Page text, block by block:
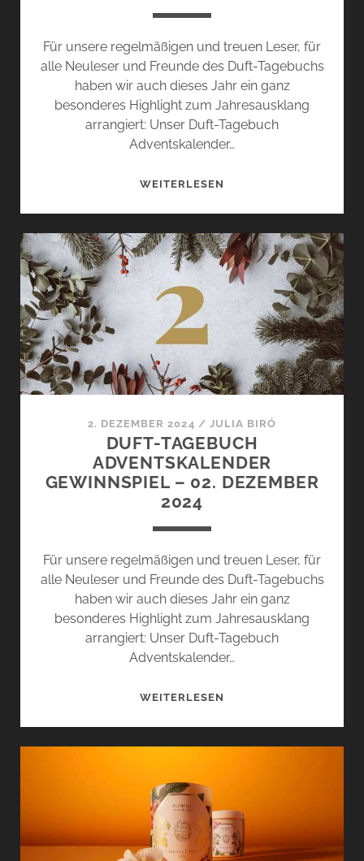
Für unsere regelmäßigen und treuen Leser, für
alle Neuleser und Freunde des Duft-Tagebuchs
haben wir auch dieses Jahr ein ganz
besonderes Highlight zum Jahresausklang
arrangiert: Unser Duft-Tagebuch
Adventskalender…
WEITERLESEN
GEWINNSPIEL
–
05.
DEZEMBER
2. DEZEMBER 2024 / JULIA BIRÓ
DUFT-TAGEBUCH
ADVENTSKALENDER
GEWINNSPIEL – 02. DEZEMBER
2024
Für unsere regelmäßigen und treuen Leser, für
alle Neuleser und Freunde des Duft-Tagebuchs
haben wir auch dieses Jahr ein ganz
besonderes Highlight zum Jahresausklang
arrangiert: Unser Duft-Tagebuch
Adventskalender…
WEITERLESEN
DEZEMBER
2024